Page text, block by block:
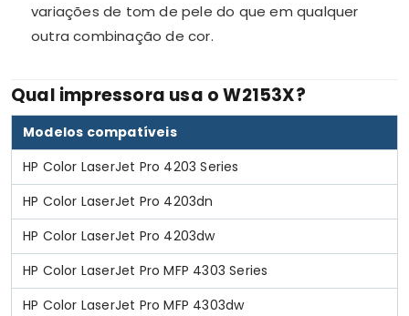
variações de tom de pele do que em qualquer
outra combinação de cor.
Qual impressora usa o W2153X?
Modelos compatíveis
HP Color LaserJet Pro 4203 Series
HP Color LaserJet Pro 4203dn
HP Color LaserJet Pro 4203dw
HP Color LaserJet Pro MFP 4303 Series
HP Color LaserJet Pro MFP 4303dw